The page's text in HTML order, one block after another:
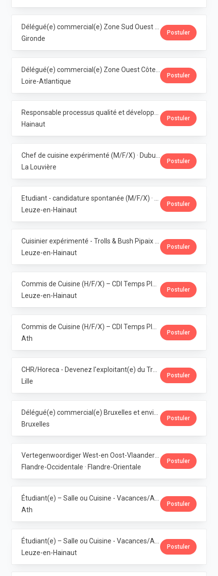
Gironde
Postuler
Loire-Atlantique
Postuler
Hainaut
Postuler
La Louvière
Postuler
Leuze-en-Hainaut
Postuler
Leuze-en-Hainaut
Postuler
Leuze-en-Hainaut
Postuler
Ath
Postuler
Lille
Postuler
Bruxelles
Postuler
Flandre-Occidentale · Flandre-Orientale
Postuler
Ath
Postuler
Leuze-en-Hainaut
Postuler